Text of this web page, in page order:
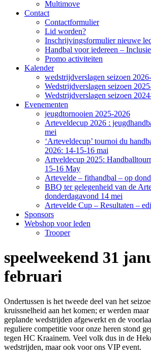
Multimove
Contact
Contactformulier
Lid worden?
Inschrijvingsformulier nieuwe
Handbal voor iedereen –
Promo activiteiten
Kalender
wedstrijdverslagen seizoen
Wedstrijdverslagen seizoen
Wedstrijdverslagen seizoen
Evenementen
jeugdtornooien 2025-2026
Arteveldecup 2026 :
mei
‘Arteveldecup’ tournoi du
2026: 14-15-16 mai
Artveldecup 2025:
15-16 May
Artevelde – fithandbal – op
BBQ ter gelegenheid van de
donderdagavond 14 mei
Artevelde Cup – Resultaten –
Sponsors
Webshop voor leden
Trooper
speelweekend 31
februari
Ondertussen is het tweede deel van het
kruissnelheid aan het komen; er werden maar
geplande wedstrijden afgewerkt en de
reguliere competitie voor onze heren stond
tegen HC Kraainem. Veel volk dus in de
wedstrijden, maar ook voor ons VIP event.